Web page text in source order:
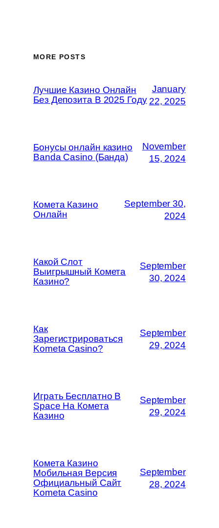
MORE POSTS
Лучшие Казино Онлайн
Без Депозита В 2025 Году
January
22, 2025
Бонусы онлайн казино
Banda Casino (Банда)
November
15, 2024
Комета Казино
Онлайн
September 30,
2024
Какой Слот
Выигрышный Комета
Казино?
September
30, 2024
Как
Зарегистрироваться
Kometa Casino?
September
29, 2024
Играть Бесплатно В
Space На Комета
Казино
September
29, 2024
Комета Казино
Мобильная Версия
Официальный Сайт
Kometa Casino
September
28, 2024